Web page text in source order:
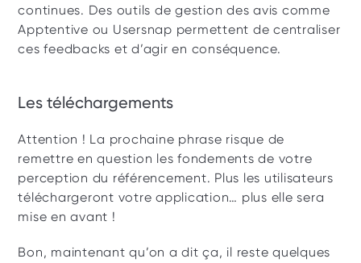
continues. Des outils de gestion des avis comme
Apptentive ou Usersnap permettent de centraliser
ces feedbacks et d’agir en conséquence.
Les téléchargements
Attention ! La prochaine phrase risque de
remettre en question les fondements de votre
perception du référencement. Plus les utilisateurs
téléchargeront votre application… plus elle sera
mise en avant !
Bon, maintenant qu’on a dit ça, il reste quelques